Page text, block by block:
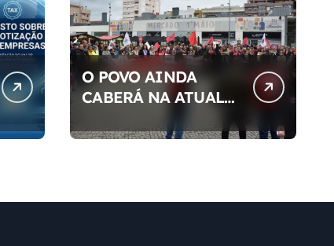
O POVO AINDA
CABERÁ NA ATUAL
NOSSO PAÍS ?